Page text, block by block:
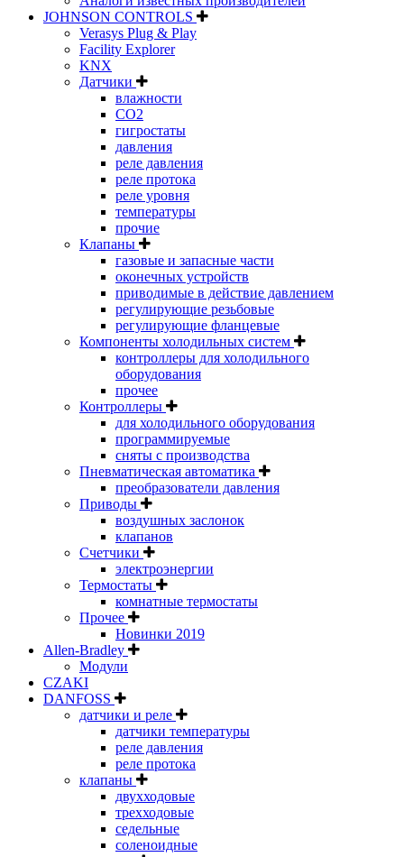
JOHNSON CONTROLS
Verasys Plug & Play
Facility Explorer
KNX
Датчики
влажности
CO2
гигростаты
давления
реле давления
реле протока
реле уровня
температуры
прочие
Клапаны
газовые и запасные части
оконечных устройств
приводимые в действие давлением
регулирующие резьбовые
регулирующие фланцевые
Компоненты холодильных систем
контроллеры для холодильного
оборудования
прочее
Контроллеры
для холодильного оборудования
программируемые
сняты с производства
Пневматическая автоматика
преобразователи давления
Приводы
воздушных заслонок
клапанов
Счетчики
электроэнергии
Термостаты
комнатные термостаты
Прочее
Новинки 2019
Allen-Bradley
Модули
CZAKI
DANFOSS
датчики и реле
датчики температуры
реле давления
реле протока
клапаны
двухходовые
трехходовые
седельные
соленоидные